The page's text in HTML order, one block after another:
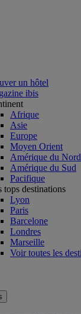
un hôtel
ibis
Afrique
Asie
Europe
Moyen Orient
Amérique du Nord
Amérique du Sud
Pacifique
tops destinations
Lyon
Paris
Barcelone
Londres
Marseille
Voir toutes les